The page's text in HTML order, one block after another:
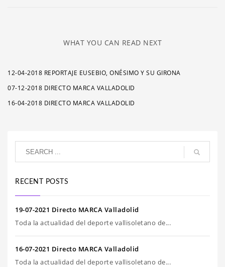
WHAT YOU CAN READ NEXT
12-04-2018 REPORTAJE EUSEBIO, ONÉSIMO Y SU GIRONA
07-12-2018 DIRECTO MARCA VALLADOLID
16-04-2018 DIRECTO MARCA VALLADOLID
RECENT POSTS
19-07-2021 Directo MARCA Valladolid
Toda la actualidad del deporte vallisoletano de...
16-07-2021 Directo MARCA Valladolid
Toda la actualidad del deporte vallisoletano de...